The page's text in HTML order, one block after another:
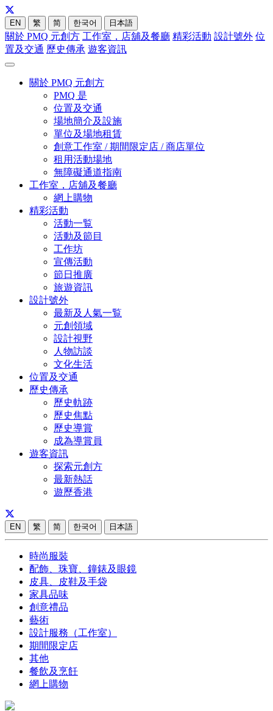
EN 繁 简 한국어 日本語
關於 PMQ 元創方 工作室，店舖及餐廳 精彩活動 設計號外 位
置及交通 歷史傳承 遊客資訊
關於 PMQ 元創方
PMQ 是
位置及交通
場地簡介及設施
單位及場地租賃
創意工作室 / 期間限定店 / 商店單位
租用活動場地
無障礙通道指南
工作室，店舖及餐廳
網上購物
精彩活動
活動一覧
活動及節目
工作坊
宣傳活動
節日推廣
旅遊資訊
設計號外
最新及人氣一覧
元創領域
設計視野
人物訪談
文化生活
位置及交通
歷史傳承
歷史軌跡
歷史焦點
歷史導賞
成為導賞員
遊客資訊
探索元創方
最新熱話
遊歷香港
EN 繁 简 한국어 日本語
時尚服裝
配飾、珠寶、鐘錶及眼鏡
皮具、皮鞋及手袋
家具品味
創意禮品
藝術
設計服務（工作室）
期間限定店
其他
餐飲及烹飪
網上購物